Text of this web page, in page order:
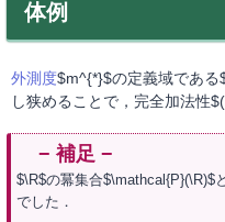
体例
外測度$m^{*}$の定義域であ
し狭めることで，完全加法性
$\R$の冪集合$\mathcal{P}(\R)$
でした．